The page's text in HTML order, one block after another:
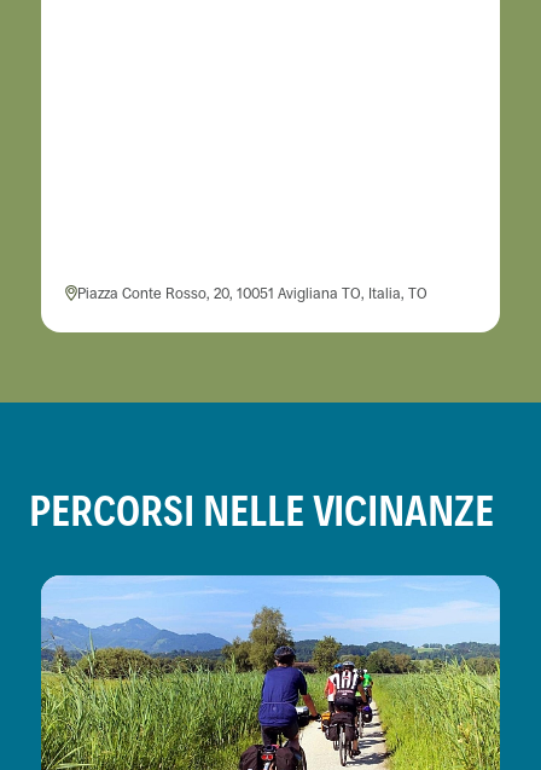
Piazza Conte Rosso, 20, 10051 Avigliana TO, Italia, TO
PERCORSI NELLE VICINANZE